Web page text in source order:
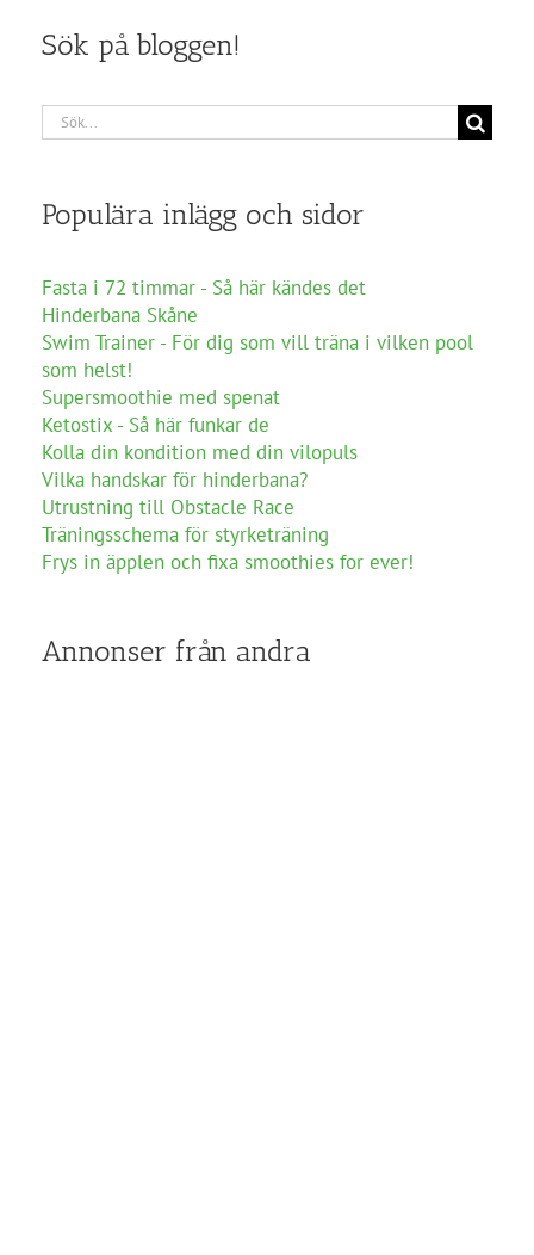
Sök på bloggen!
Sök
efter:
Populära inlägg och sidor
Fasta i 72 timmar - Så här kändes det
Hinderbana Skåne
Swim Trainer - För dig som vill träna i vilken pool
som helst!
Supersmoothie med spenat
Ketostix - Så här funkar de
Kolla din kondition med din vilopuls
Vilka handskar för hinderbana?
Utrustning till Obstacle Race
Träningsschema för styrketräning
Frys in äpplen och fixa smoothies for ever!
Annonser från andra